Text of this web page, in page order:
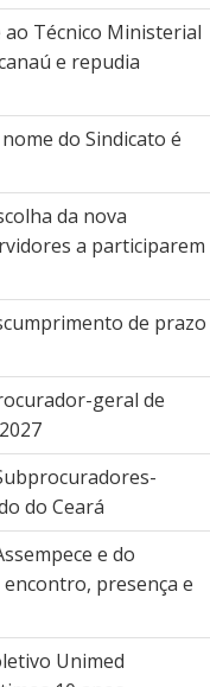
Técnico Ministerial
e repudia
do Sindicato é
da nova
a participarem
de prazo
geral de
do Ceará
e do
encontro, presença e
Unimed